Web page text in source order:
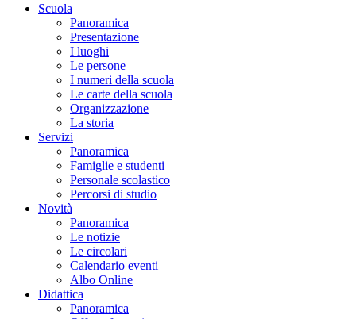
Scuola
Panoramica
Presentazione
I luoghi
Le persone
I numeri della scuola
Le carte della scuola
Organizzazione
La storia
Servizi
Panoramica
Famiglie e studenti
Personale scolastico
Percorsi di studio
Novità
Panoramica
Le notizie
Le circolari
Calendario eventi
Albo Online
Didattica
Panoramica